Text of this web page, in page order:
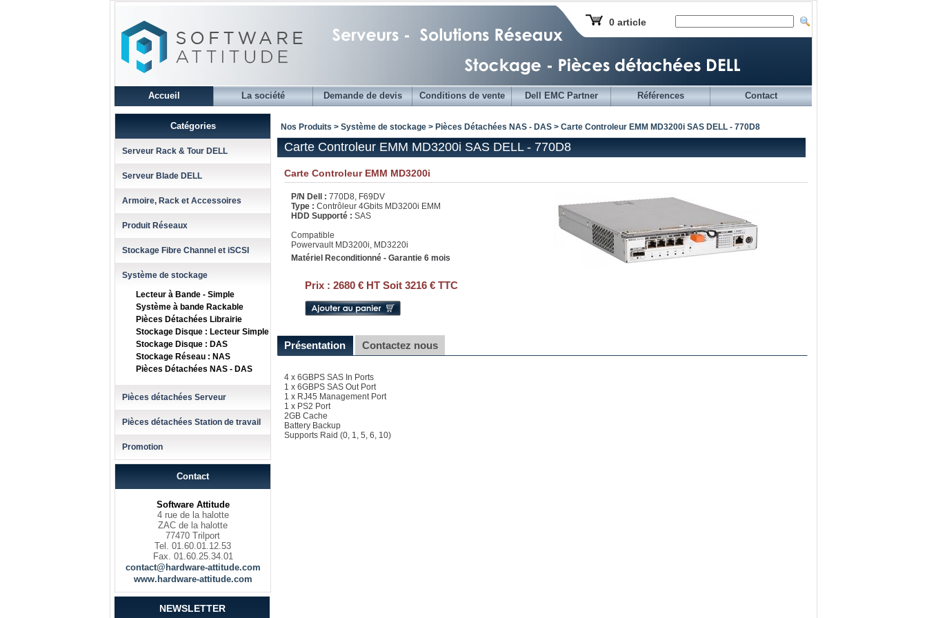
0 article
Accueil La société Demande de devis Conditions de vente Dell EMC Partner Références Contact
Catégories
Serveur Rack & Tour DELL
Serveur Blade DELL
Armoire, Rack et Accessoires
Produit Réseaux
Stockage Fibre Channel et iSCSI
Système de stockage
Lecteur à Bande - Simple
Système à bande Rackable
Pièces Détachées Librairie
Stockage Disque : Lecteur Simple
Stockage Disque : DAS
Stockage Réseau : NAS
Pièces Détachées NAS - DAS
Pièces détachées Serveur
Pièces détachées Station de travail
Promotion
Contact
Software Attitude
4 rue de la halotte
ZAC de la halotte
77470 Trilport
Tel. 01.60.01.12.53
Fax. 01.60.25.34.01
contact@hardware-attitude.com
www.hardware-attitude.com
NEWSLETTER
Nos Produits > Système de stockage > Pièces Détachées NAS - DAS > Carte Controleur EMM MD3200i SAS DELL - 770D8
Carte Controleur EMM MD3200i SAS DELL - 770D8
Carte Controleur EMM MD3200i
P/N Dell : 770D8, F69DV
Type : Contrôleur 4Gbits MD3200i EMM
HDD Supporté : SAS
Compatible
Powervault MD3200i, MD3220i
Matériel Reconditionné - Garantie 6 mois
Prix : 2680 € HT Soit 3216 € TTC
Présentation Contactez nous
4 x 6GBPS SAS In Ports
1 x 6GBPS SAS Out Port
1 x RJ45 Management Port
1 x PS2 Port
2GB Cache
Battery Backup
Supports Raid (0, 1, 5, 6, 10)